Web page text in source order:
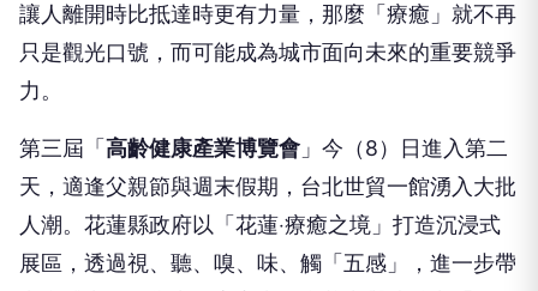
讓人離開時比抵達時更有力量，那麼「療癒」就不再
只是觀光口號，而可能成為城市面向未來的重要競爭
力。
第三屆「 高齡健康產業博覽會 」今（8）日進入第二
天，適逢父親節與週末假期，台北世貿一館湧入大批
人潮。花蓮縣政府以「花蓮‧療癒之境」打造沉浸式
展區，透過視、聽、嗅、味、觸「五感」，進一步帶